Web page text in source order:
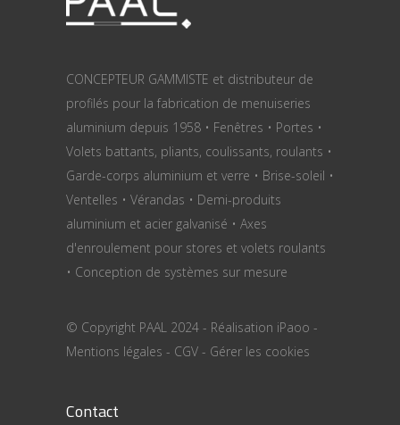
CONCEPTEUR GAMMISTE et distributeur de
profilés pour la fabrication de menuiseries
aluminium depuis 1958 • Fenêtres • Portes •
Volets battants, pliants, coulissants, roulants •
Garde-corps aluminium et verre • Brise-soleil •
Ventelles • Vérandas • Demi-produits
aluminium et acier galvanisé • Axes
d'enroulement pour stores et volets roulants
• Conception de systèmes sur mesure
© Copyright PAAL 2024 - Réalisation iPaoo -
Mentions légales - CGV - Gérer les cookies
Contact